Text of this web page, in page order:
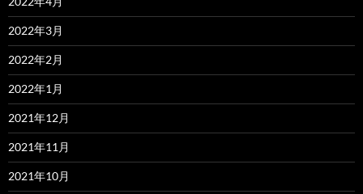
2022年3月
2022年2月
2022年1月
2021年12月
2021年11月
2021年10月